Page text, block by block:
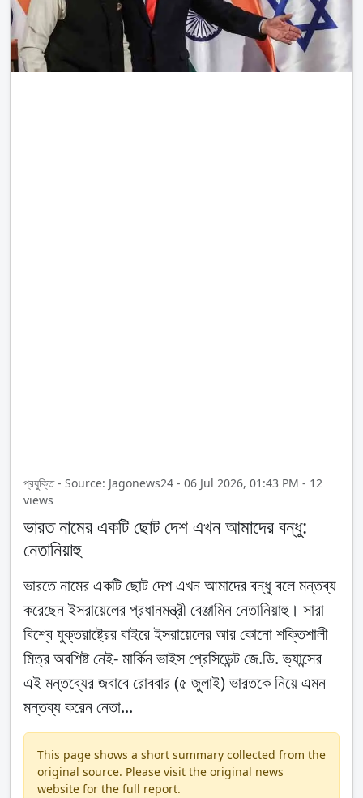
প্রযুক্তি - Source: Jagonews24 - 06 Jul 2026, 01:43 PM - 12
views
ভারত নামের একটি ছোট দেশ এখন আমাদের বন্ধু:
নেতানিয়াহু
ভারতে নামের একটি ছোট দেশ এখন আমাদের বন্ধু বলে মন্তব্য
করেছেন ইসরায়েলের প্রধানমন্ত্রী বেঞ্জামিন নেতানিয়াহু। সারা
বিশ্বে যুক্তরাষ্ট্রের বাইরে ইসরায়েলের আর কোনো শক্তিশালী
মিত্র অবশিষ্ট নেই- মার্কিন ভাইস প্রেসিডেন্ট জে.ডি. ভ্যান্সের
এই মন্তব্যের জবাবে রোববার (৫ জুলাই) ভারতকে নিয়ে এমন
মন্তব্য করেন নেতা...
This page shows a short summary collected from the
original source. Please visit the original news
website for the full report.